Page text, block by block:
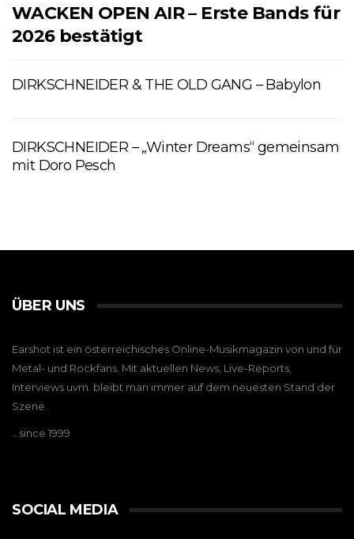
WACKEN OPEN AIR – Erste Bands für
2026 bestätigt
DIRKSCHNEIDER & THE OLD GANG – Babylon
DIRKSCHNEIDER – „Winter Dreams“ gemeinsam
mit Doro Pesch
ÜBER UNS
Earshot ist ein österreichisches Online-Musikmagazin von und für
Metal- und Rockfans. Mit aktuellen News, Live-Reports,
Interviews uvm. bleibt man immer auf dem neuesten Stand der
Szene.
…since 1999
SOCIAL MEDIA